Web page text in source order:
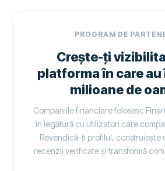
PROGRAM DE
Crește-ți
platforma în care
milioane de
Companiile financiare folosesc
în legătură cu utilizatori care
Revendică-ți profilul, construiește
recenzii verificate și transformă